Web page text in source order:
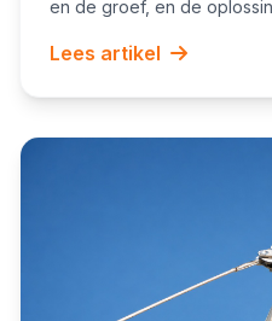
en de groef, en de
Lees artikel